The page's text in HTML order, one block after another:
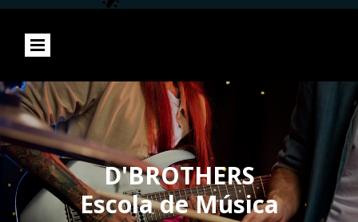
D'BROTHERS
Escola de Música